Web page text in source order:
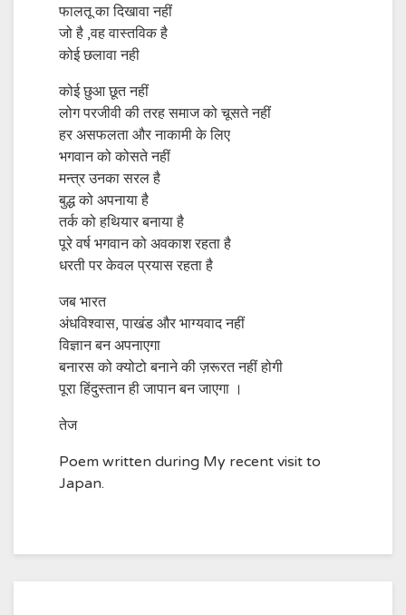
फालतू का दिखावा नहीं
जो है ,वह वास्तविक है
कोई छलावा नही
कोई छुआ छूत नहीं
लोग परजीवी की तरह समाज को चूसते नहीं
हर असफलता और नाकामी के लिए
भगवान को कोसते नहीं
मन्त्र उनका सरल है
बुद्ध को अपनाया है
तर्क को हथियार बनाया है
पूरे वर्ष भगवान को अवकाश रहता है
धरती पर केवल प्रयास रहता है
जब भारत
अंधविश्वास, पाखंड और भाग्यवाद नहीं
विज्ञान बन अपनाएगा
बनारस को क्योटो बनाने की ज़रूरत नहीं होगी
पूरा हिंदुस्तान ही जापान बन जाएगा ।
तेज
Poem written during My recent visit to
Japan.